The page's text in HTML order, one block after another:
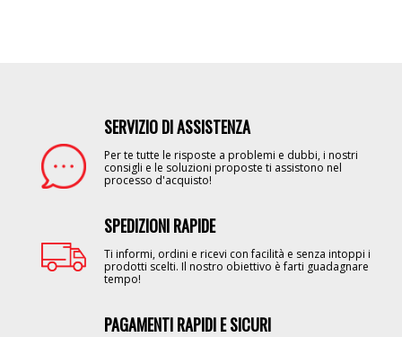
SERVIZIO DI ASSISTENZA
Per te tutte le risposte a problemi e dubbi, i nostri
consigli e le soluzioni proposte ti assistono nel
processo d'acquisto!
SPEDIZIONI RAPIDE
Ti informi, ordini e ricevi con facilità e senza intoppi i
prodotti scelti. Il nostro obiettivo è farti guadagnare
tempo!
PAGAMENTI RAPIDI E SICURI